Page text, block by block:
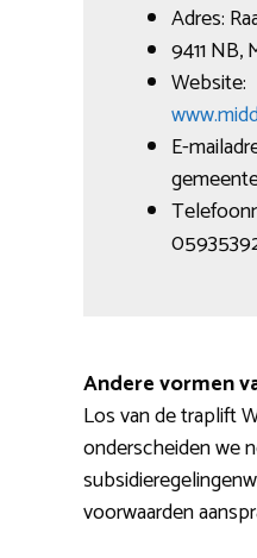
Adres:
9411
Website:
E-
Andere vormen
Los van de traplift
onderscheiden we
voorwaarden